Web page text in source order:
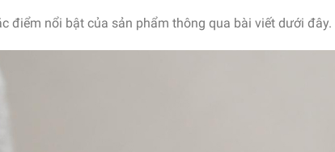
điểm nổi bật của sản phẩm thông qua bài viết dưới đây.